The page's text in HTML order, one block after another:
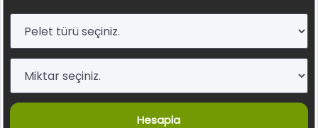
Hesapla